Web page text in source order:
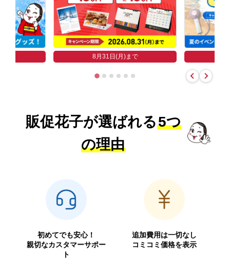
8月31日(月)まで
販促花子が選ばれる5つ
の理由
初めてでも安心！
親切なカスタマーサポー
ト
追加費用は一切なし
コミコミ価格を表示